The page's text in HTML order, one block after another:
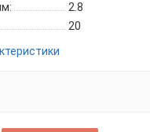
2.8
20